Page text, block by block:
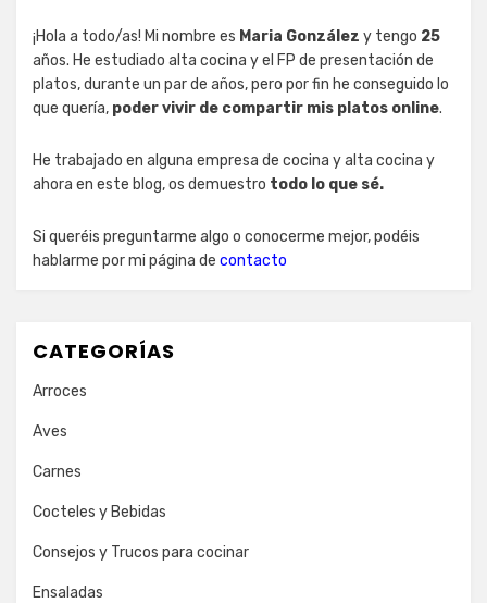
¡Hola a todo/as! Mi nombre es Maria González y tengo 25
años. He estudiado alta cocina y el FP de presentación de
platos, durante un par de años, pero por fin he conseguido lo
que quería, poder vivir de compartir mis platos online.
He trabajado en alguna empresa de cocina y alta cocina y
ahora en este blog, os demuestro todo lo que sé.
Si queréis preguntarme algo o conocerme mejor, podéis
hablarme por mi página de contacto
CATEGORÍAS
Arroces
Aves
Carnes
Cocteles y Bebidas
Consejos y Trucos para cocinar
Ensaladas